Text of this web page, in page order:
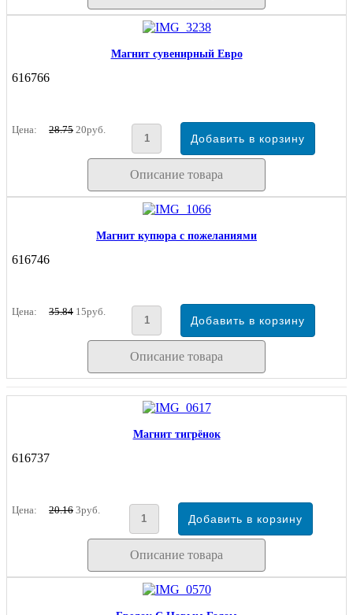
Магнит сувенирный Евро
616766
Цена: 28.75 20руб.
Описание товара
Магнит купюра с пожеланиями
616746
Цена: 35.84 15руб.
Описание товара
Магнит тигрёнок
616737
Цена: 20.16 3руб.
Описание товара